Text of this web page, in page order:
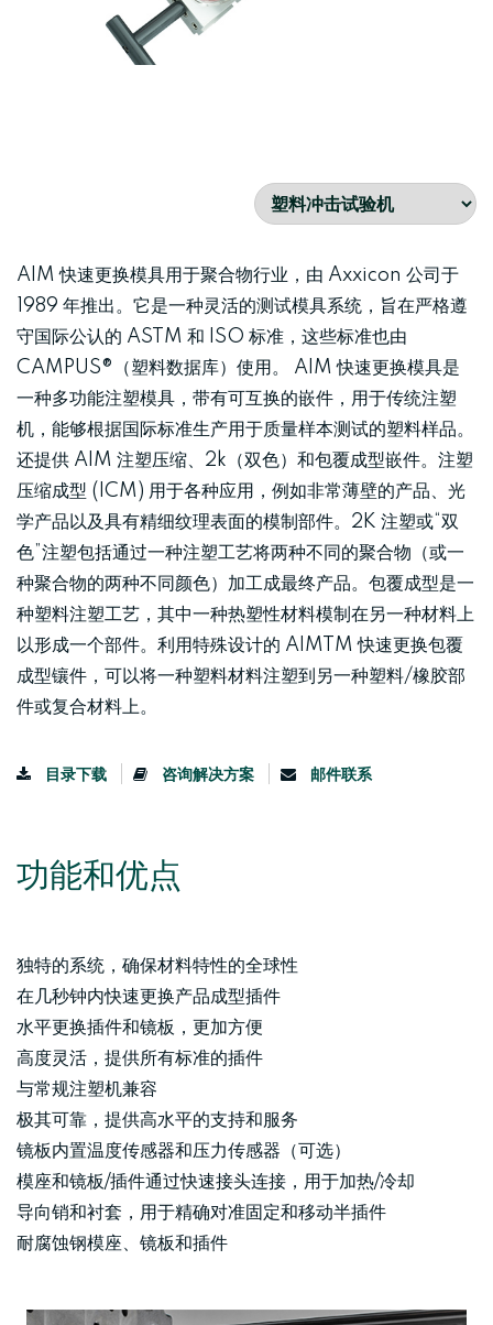
AIM 快速更换模具用于聚合物行业，由 Axxicon 公司于
1989 年推出。它是一种灵活的测试模具系统，旨在严格遵
守国际公认的 ASTM 和 ISO 标准，这些标准也由
CAMPUS®（塑料数据库）使用。 AIM 快速更换模具是
一种多功能注塑模具，带有可互换的嵌件，用于传统注塑
机，能够根据国际标准生产用于质量样本测试的塑料样品。
还提供 AIM 注塑压缩、2k（双色）和包覆成型嵌件。注塑
压缩成型 (ICM) 用于各种应用，例如非常薄壁的产品、光
学产品以及具有精细纹理表面的模制部件。2K 注塑或“双
色”注塑包括通过一种注塑工艺将两种不同的聚合物（或一
种聚合物的两种不同颜色）加工成最终产品。包覆成型是一
种塑料注塑工艺，其中一种热塑性材料模制在另一种材料上
以形成一个部件。利用特殊设计的 AIMTM 快速更换包覆
成型镶件，可以将一种塑料材料注塑到另一种塑料/橡胶部
件或复合材料上。
目录下载 咨询解决方案 邮件联系
功能和优点
独特的系统，确保材料特性的全球性
在几秒钟内快速更换产品成型插件
水平更换插件和镜板，更加方便
高度​​灵活，提供所有标准的插件
与常规注塑机兼容
极其可靠，提供高水平的支持和服务
镜板内置温度传感器和压力传感器（可选）
模座和镜板/插件通过快速接头连接，用于加热/冷却
导向销和衬套，用于精确对准固定和移动半插件
耐腐蚀钢模座、镜板和插件